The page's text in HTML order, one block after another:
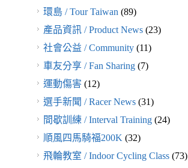
環島 / Tour Taiwan(89)
產品資訊 / Product News(23)
社會公益 / Community(11)
車友分享 / Fan Sharing(7)
運動傷害(12)
選手新聞 / Racer News(31)
間歇訓練 / Interval Training(24)
順風四馬騎福200K(32)
飛輪教室 / Indoor Cycling Class(73)